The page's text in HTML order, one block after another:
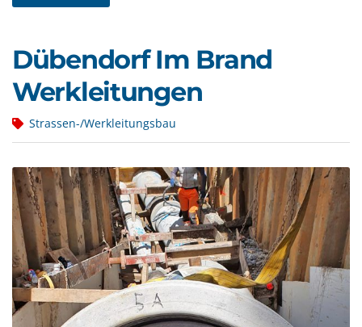
Dübendorf Im Brand
Werkleitungen
Strassen-/Werkleitungsbau